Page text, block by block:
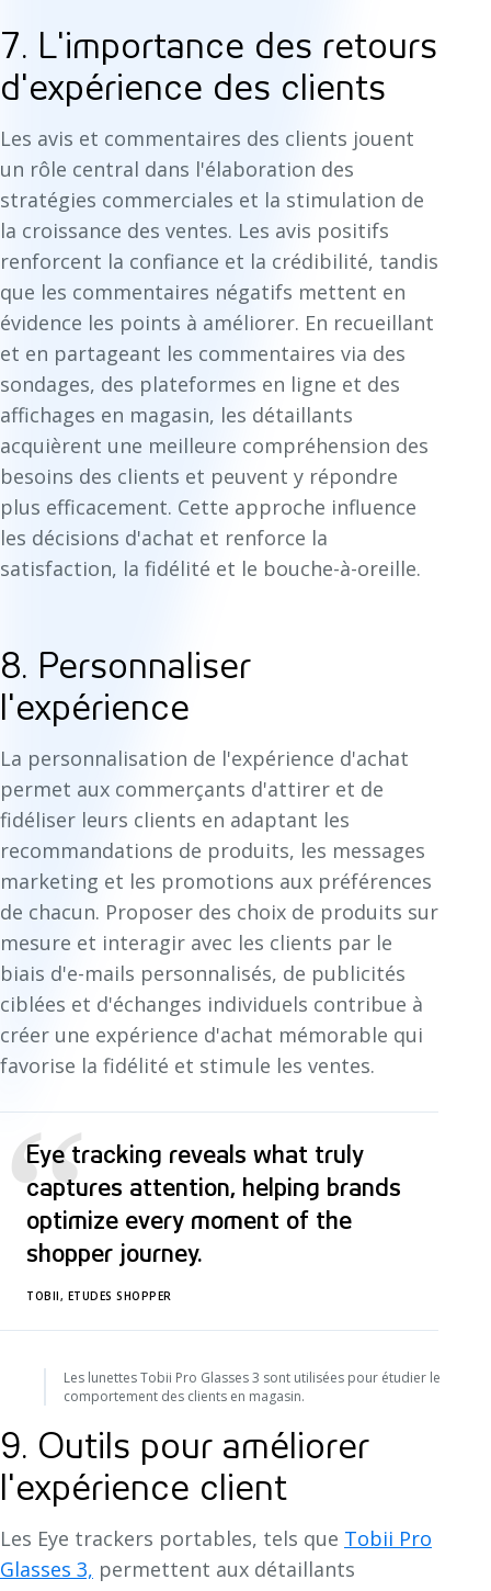
7. L'importance des retours
d'expérience des clients
Les avis et commentaires des clients jouent
un rôle central dans l'élaboration des
stratégies commerciales et la stimulation de
la croissance des ventes. Les avis positifs
renforcent la confiance et la crédibilité, tandis
que les commentaires négatifs mettent en
évidence les points à améliorer. En recueillant
et en partageant les commentaires via des
sondages, des plateformes en ligne et des
affichages en magasin, les détaillants
acquièrent une meilleure compréhension des
besoins des clients et peuvent y répondre
plus efficacement. Cette approche influence
les décisions d'achat et renforce la
satisfaction, la fidélité et le bouche-à-oreille.
8. Personnaliser
l'expérience
La personnalisation de l'expérience d'achat
permet aux commerçants d'attirer et de
fidéliser leurs clients en adaptant les
recommandations de produits, les messages
marketing et les promotions aux préférences
de chacun. Proposer des choix de produits sur
mesure et interagir avec les clients par le
biais d'e-mails personnalisés, de publicités
ciblées et d'échanges individuels contribue à
créer une expérience d'achat mémorable qui
favorise la fidélité et stimule les ventes.
“
Eye tracking reveals what truly
captures attention, helping brands
optimize every moment of the
shopper journey.
TOBII, ETUDES SHOPPER
Les lunettes Tobii Pro Glasses 3 sont utilisées pour étudier le
comportement des clients en magasin.
9. Outils pour améliorer
l'expérience client
Les Eye trackers portables, tels que Tobii Pro
Glasses 3, permettent aux détaillants